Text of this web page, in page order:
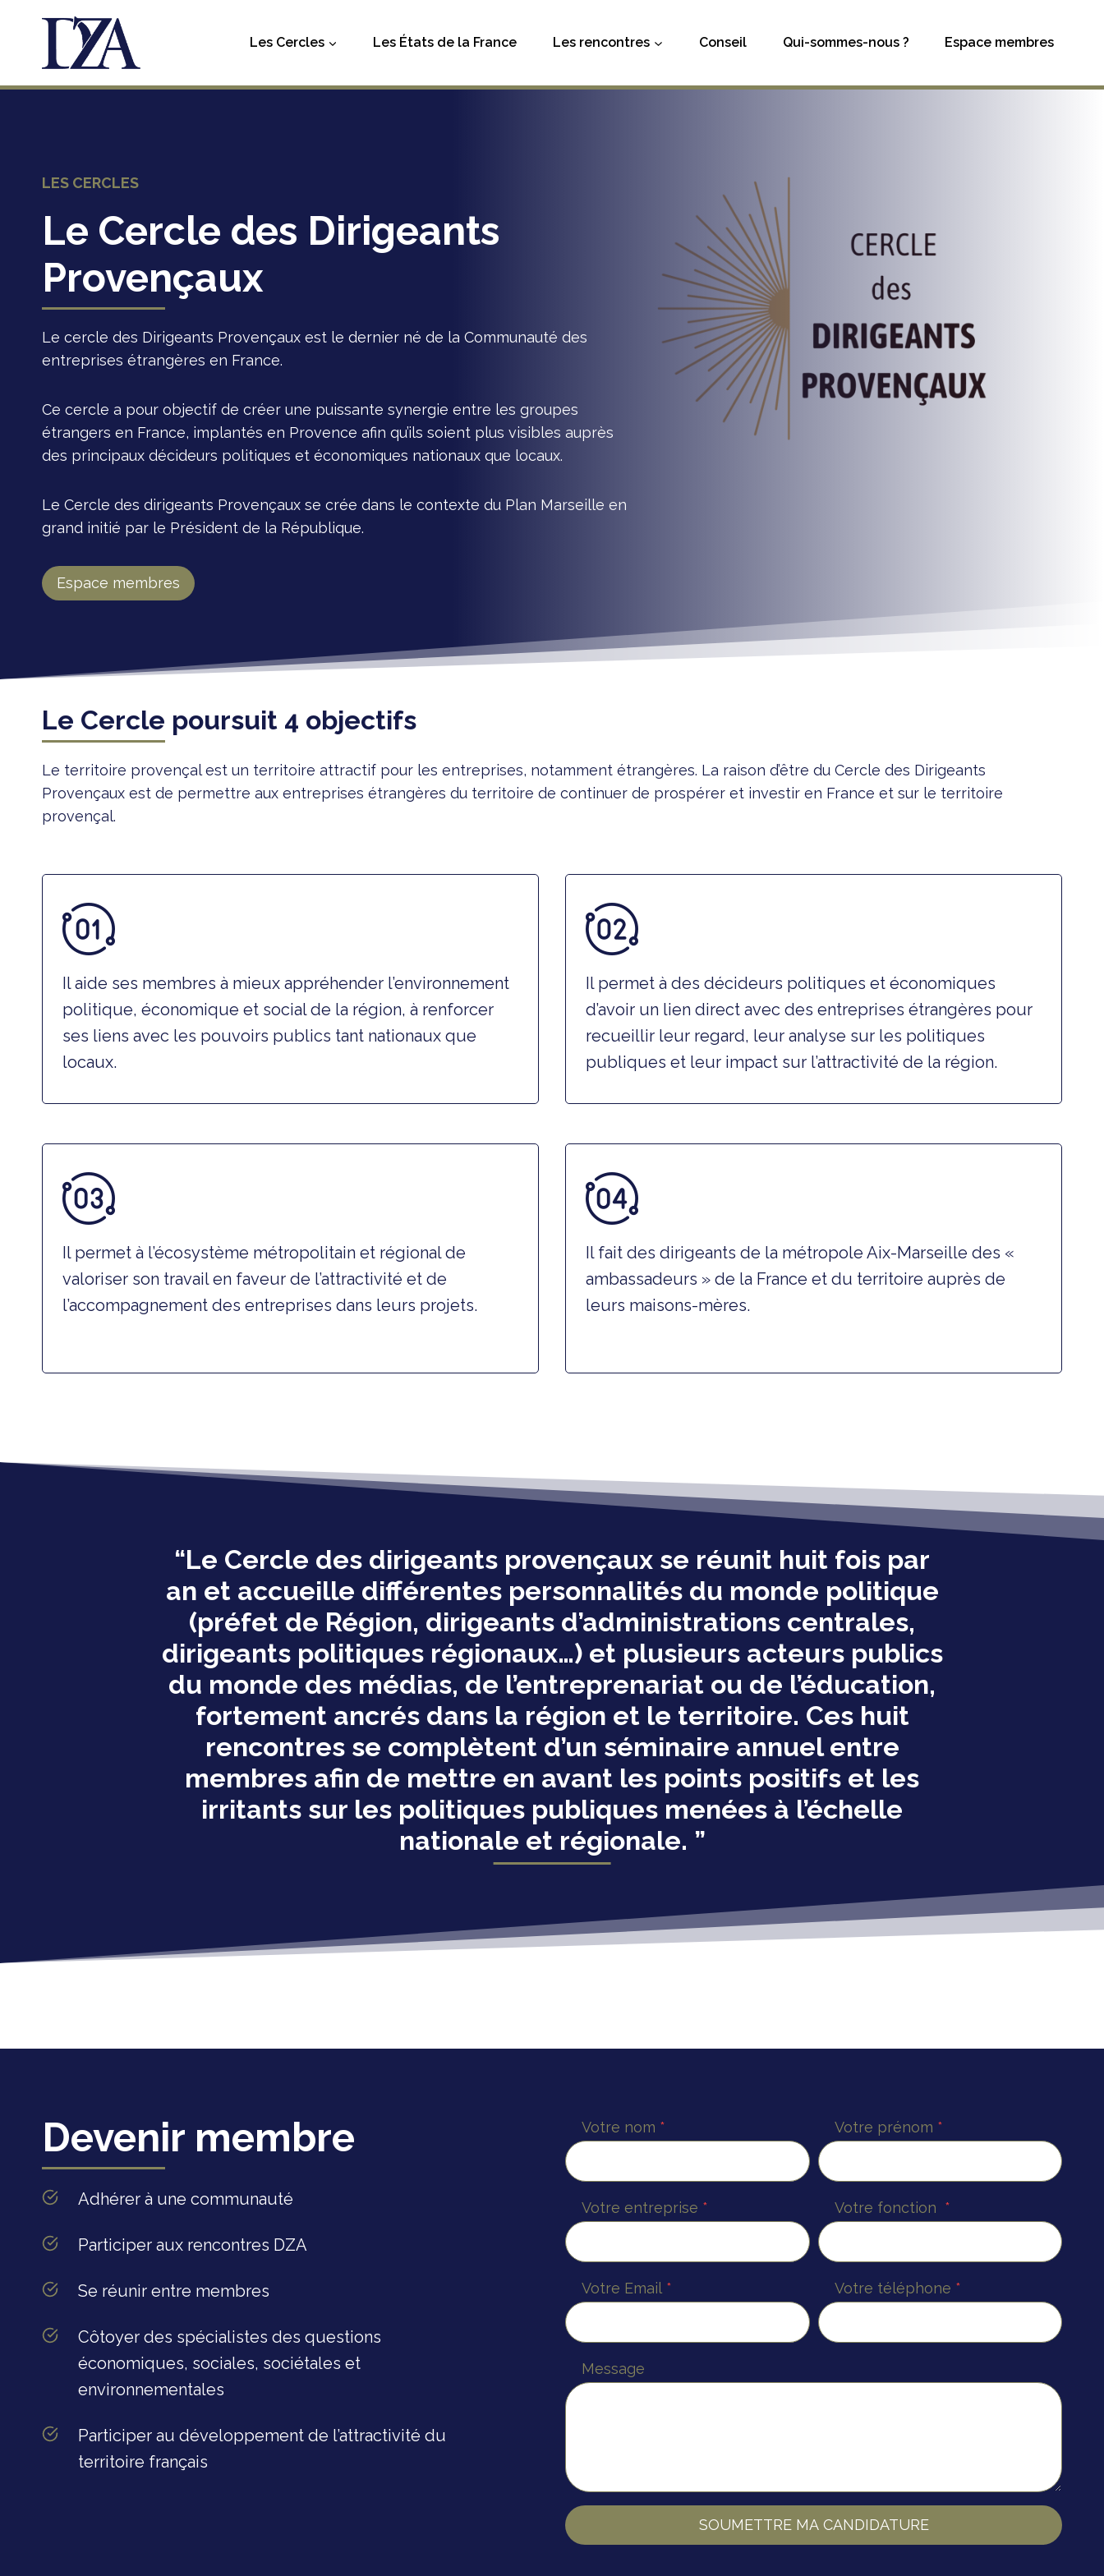
contenu
Les Cercles Les États de la France Les rencontres Conseil Qui-sommes-nous ? Espace membres
LES CERCLES
Le Cercle des Dirigeants
Provençaux
Le cercle des Dirigeants Provençaux est le dernier né de la Communauté des
entreprises étrangères en France.
Ce cercle a pour objectif de créer une puissante synergie entre les groupes
étrangers en France, implantés en Provence afin qu’ils soient plus visibles auprès
des principaux décideurs politiques et économiques nationaux que locaux.
Le Cercle des dirigeants Provençaux se crée dans le contexte du Plan Marseille en
grand initié par le Président de la République.
Espace membres
Le Cercle poursuit 4 objectifs
Le territoire provençal est un territoire attractif pour les entreprises, notamment étrangères. La raison d’être du Cercle des Dirigeants
Provençaux est de permettre aux entreprises étrangères du territoire de continuer de prospérer et investir en France et sur le territoire
provençal.
Il aide ses membres à mieux appréhender l’environnement
politique, économique et social de la région, à renforcer
ses liens avec les pouvoirs publics tant nationaux que
locaux.
Il permet à des décideurs politiques et économiques
d’avoir un lien direct avec des entreprises étrangères pour
recueillir leur regard, leur analyse sur les politiques
publiques et leur impact sur l’attractivité de la région.
Il permet à l’écosystème métropolitain et régional de
valoriser son travail en faveur de l’attractivité et de
l’accompagnement des entreprises dans leurs projets.
Il fait des dirigeants de la métropole Aix-Marseille des «
ambassadeurs » de la France et du territoire auprès de
leurs maisons-mères.
“Le Cercle des dirigeants provençaux se réunit huit fois par
an et accueille différentes personnalités du monde politique
(préfet de Région, dirigeants d’administrations centrales,
dirigeants politiques régionaux…) et plusieurs acteurs publics
du monde des médias, de l’entreprenariat ou de l’éducation,
fortement ancrés dans la région et le territoire. Ces huit
rencontres se complètent d’un séminaire annuel entre
membres afin de mettre en avant les points positifs et les
irritants sur les politiques publiques menées à l’échelle
nationale et régionale. ”
Devenir membre
Adhérer à une communauté
Participer aux rencontres DZA
Se réunir entre membres
Côtoyer des spécialistes des questions
économiques, sociales, sociétales et
environnementales
Participer au développement de l’attractivité du
territoire français
Votre nom * Votre prénom *
Votre entreprise * Votre fonction *
Votre Email * Votre téléphone *
Message
SOUMETTRE MA CANDIDATURE